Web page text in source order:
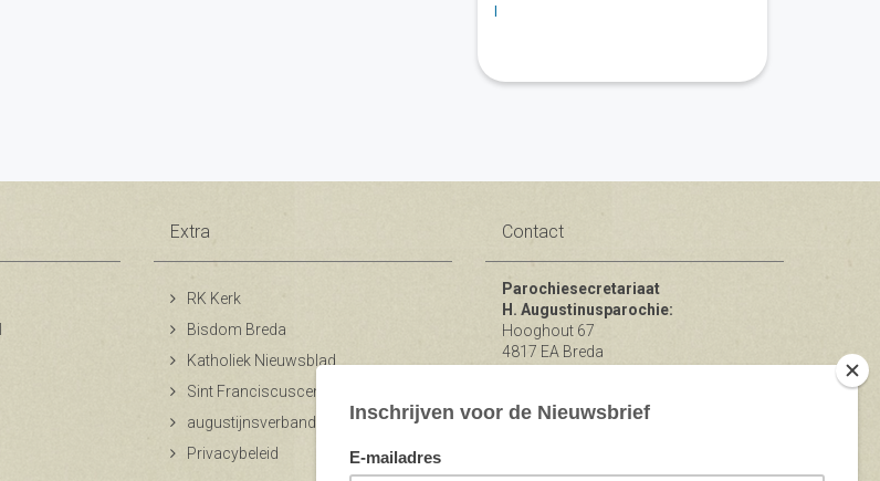
Extra
RK Kerk
Bisdom Breda
Katholiek Nieuwsblad
Sint Franciscuscentrum
augustijnsverband.nl
Privacybeleid
Contact
Parochiesecretariaat
H. Augustinusparochie:
Hooghout 67
4817 EA Breda
Bereikbaar op ma-woe-vrijdag van